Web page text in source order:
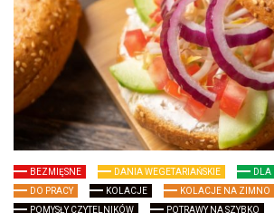
BEZMIĘSNE DANIA WEGETARIAŃSKIE
DLA
DO PRACY
KOLACJE KOLACJE NA ZIMNO
POMYSŁY CZYTELNIKÓW
POTRAWY NA SZYBKO